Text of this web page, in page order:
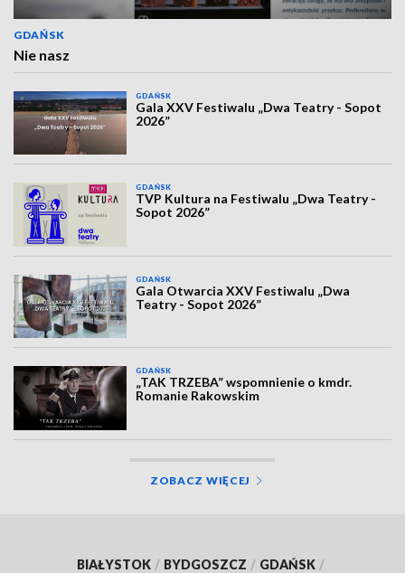
GDAŃSK
Nie nasz
GDAŃSK
Gala XXV Festiwalu „Dwa Teatry - Sopot
2026”
GDAŃSK
TVP Kultura na Festiwalu „Dwa Teatry -
Sopot 2026”
GDAŃSK
Gala Otwarcia XXV Festiwalu „Dwa
Teatry - Sopot 2026”
GDAŃSK
„TAK TRZEBA” wspomnienie o kmdr.
Romanie Rakowskim
ZOBACZ WIĘCEJ
BIAŁYSTOK / BYDGOSZCZ / GDAŃSK /